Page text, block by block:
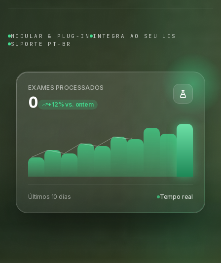
MODULAR & PLUG-IN INTEGRA AO SEU LIS
SUPORTE PT-BR
EXAMES PROCESSADOS
0 +12% vs. ontem
Últimos 10 dias Tempo real